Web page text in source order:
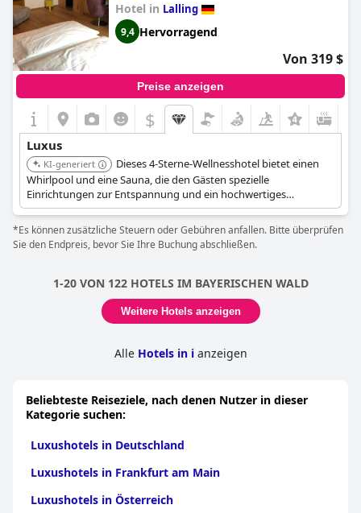
Hotel in Lalling
9,4 Hervorragend
Von 319 $
Preise anzeigen
$
Luxus
KI-generiert
Dieses 4-Sterne-Wellnesshotel bietet einen
Whirlpool und eine Sauna, die den Gästen spezielle
Einrichtungen zur Entspannung und ein hochwertiges
Wellnesserlebnis bieten.
*Es können zusätzliche Steuern oder Gebühren anfallen. Bitte überprüfen
Sie den Endpreis, bevor Sie Ihre Buchung abschließen.
1-20 VON 122 HOTELS IM BAYERISCHEN WALD
Weitere Hotels anzeigen
Alle Hotels in ianzeigen
Beliebteste Reiseziele, nach denen Nutzer in dieser
Kategorie suchen:
Luxushotels in Deutschland
Luxushotels in Frankfurt am Main
Luxushotels in Österreich